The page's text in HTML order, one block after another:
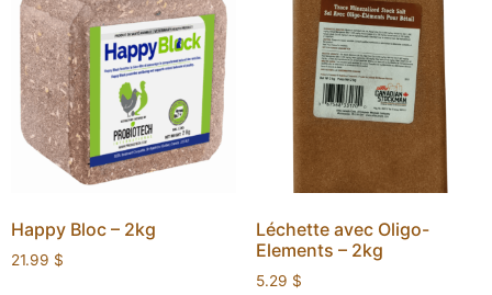
Happy Bloc – 2kg
21.99 $
Léchette avec Oligo-
Elements – 2kg
5.29 $